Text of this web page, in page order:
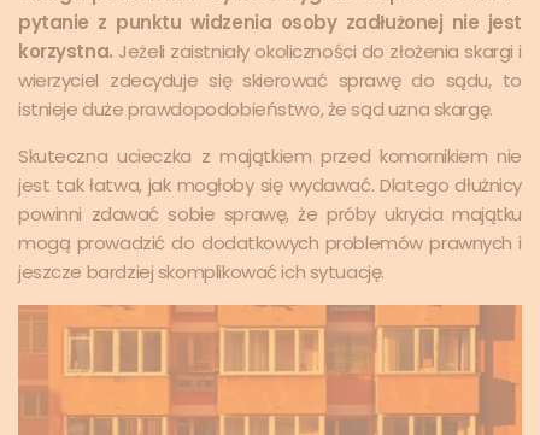
pytanie z punktu widzenia osoby zadłużonej nie jest
korzystna. Jeżeli zaistniały okoliczności do złożenia skargi i
wierzyciel zdecyduje się skierować sprawę do sądu, to
istnieje duże prawdopodobieństwo, że sąd uzna skargę.
Skuteczna ucieczka z majątkiem przed komornikiem nie
jest tak łatwa, jak mogłoby się wydawać. Dlatego dłużnicy
powinni zdawać sobie sprawę, że próby ukrycia majątku
mogą prowadzić do dodatkowych problemów prawnych i
jeszcze bardziej skomplikować ich sytuację.